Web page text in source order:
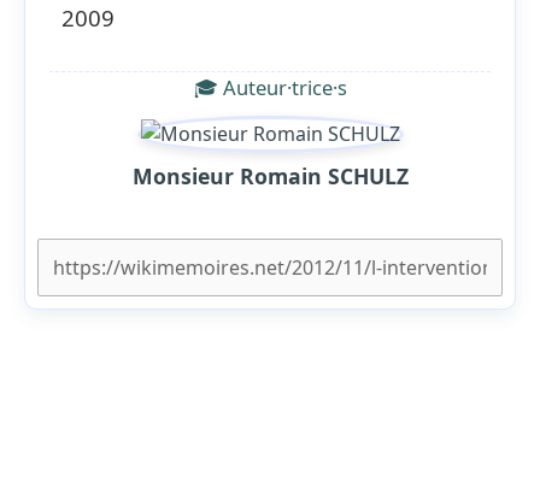
2009
🎓 Auteur·trice·s
Monsieur Romain SCHULZ